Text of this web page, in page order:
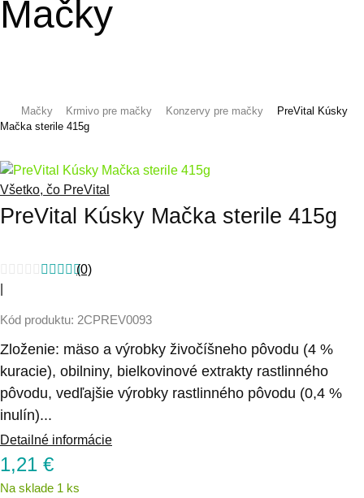
Mačky
Mačky Krmivo pre mačky Konzervy pre mačky
PreVital Kúsky
Mačka sterile 415g
Všetko, čo PreVital
PreVital Kúsky Mačka sterile 415g
(0)
Kód produktu: 2CPREV0093
Zloženie: mäso a výrobky živočíšneho pôvodu (4 %
kuracie), obilniny, bielkovinové extrakty rastlinného
pôvodu, vedľajšie výrobky rastlinného pôvodu (0,4 %
inulín)...
Detailné informácie
1,21 €
Na sklade 1 ks